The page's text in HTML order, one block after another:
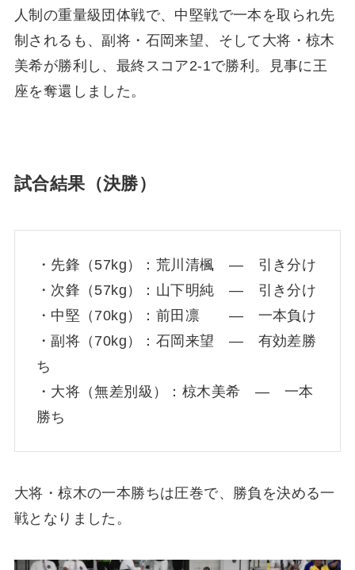
人制の重量級団体戦で、中堅戦で一本を取られ先
制されるも、副将・石岡来望、そして大将・椋木
美希が勝利し、最終スコア2-1で勝利。見事に王
座を奪還しました。
試合結果（決勝）
・先鋒（57kg）：荒川清楓 ― 引き分け
・次鋒（57kg）：山下明純 ― 引き分け
・中堅（70kg）：前田凛 ― 一本負け
・副将（70kg）：石岡来望 ― 有効差勝
ち
・大将（無差別級）：椋木美希 ― 一本
勝ち
大将・椋木の一本勝ちは圧巻で、勝負を決める一
戦となりました。